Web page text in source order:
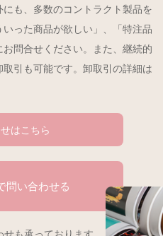
も、多数のコントラクト製品を
った商品が欲しい」、「特注品
問合せください。また、継続的
引も可能です。卸取引の詳細は
はこちら
問い合わせる
も承っております。